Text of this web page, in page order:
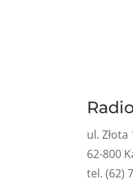
ul. Złota
62-800
tel. (62)